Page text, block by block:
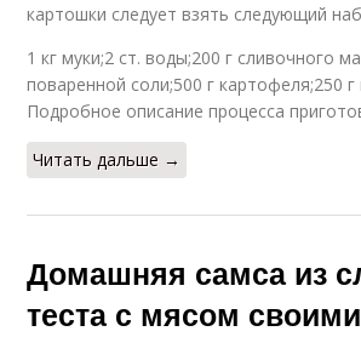
картошки следует взять следующий
1 кг муки;2 ст. воды;200 г сливочного
поваренной соли;500 г картофеля;250 г
Подробное описание процесса
Читать дальше →
Домашняя самса из
теста с мясом